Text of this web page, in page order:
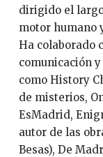
dirigido el
motor humano
Ha colaborado
comunicación
como History
de misterios,
EsMadrid,
autor de las
Besas), De